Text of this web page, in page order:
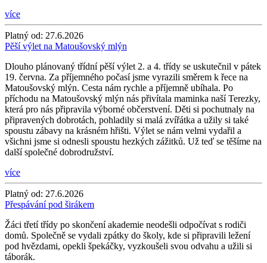
více
Platný od: 27.6.2026
Pěší výlet na Matoušovský mlýn
Dlouho plánovaný třídní pěší výlet 2. a 4. třídy se uskutečnil v pátek
19. června. Za příjemného počasí jsme vyrazili směrem k řece na
Matoušovský mlýn. Cesta nám rychle a příjemně ubíhala. Po
příchodu na Matoušovský mlýn nás přivítala maminka naší Terezky,
která pro nás připravila výborné občerstvení. Děti si pochutnaly na
připravených dobrotách, pohladily si malá zvířátka a užily si také
spoustu zábavy na krásném hřišti. Výlet se nám velmi vydařil a
všichni jsme si odnesli spoustu hezkých zážitků. Už teď se těšíme na
další společné dobrodružství.
více
Platný od: 27.6.2026
Přespávání pod širákem
Žáci třetí třídy po skončení akademie neodešli odpočívat s rodiči
domů. Společně se vydali zpátky do školy, kde si připravili ležení
pod hvězdami, opekli špekáčky, vyzkoušeli svou odvahu a užili si
táborák.